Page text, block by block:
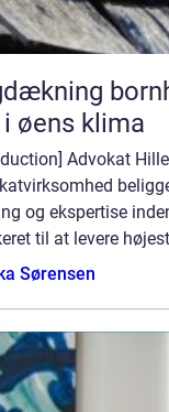
øens klima
Advokat
og ekspertise
til at levere
Sørensen